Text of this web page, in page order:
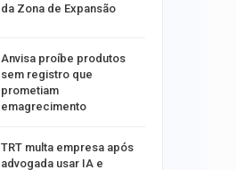
da Zona de Expansão
Anvisa proíbe produtos
sem registro que
prometiam
emagrecimento
TRT multa empresa após
advogada usar IA e